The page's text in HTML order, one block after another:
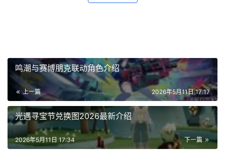
鸣潮与赛博朋克联动角色介绍
上一篇 2026年5月11日 17:17
光遇寻宝节兑换图2026最新介绍
下一篇
2026年5月11日 17:34